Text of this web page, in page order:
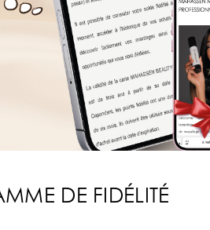
DE FIDÉLITÉ